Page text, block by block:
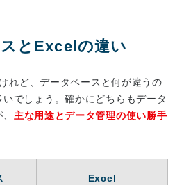
とExcelの違い
れど、データベースと何が違うの
でしょう。確かにどちらもデータ
主な用途とデータ管理の使い勝手
Excel